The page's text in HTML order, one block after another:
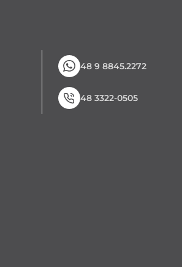
48 9 8845.2272
48 3322-0505